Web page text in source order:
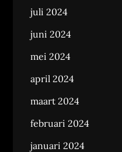
juli 2024
juni 2024
mei 2024
april 2024
maart 2024
februari 2024
januari 2024